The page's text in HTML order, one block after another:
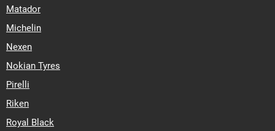
Matador
Michelin
Nexen
Nokian Tyres
Pirelli
Riken
Royal Black